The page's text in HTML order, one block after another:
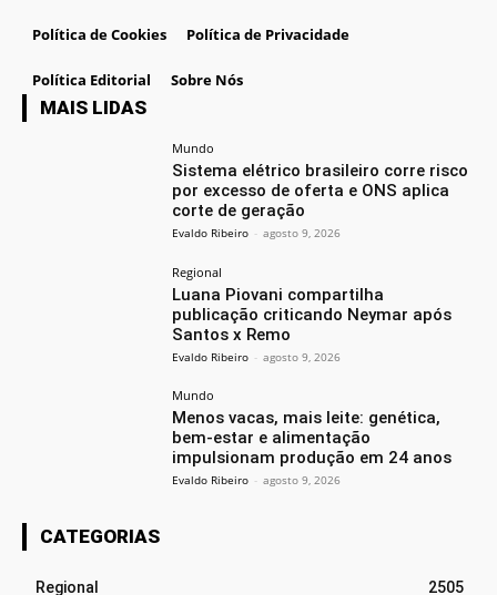
Política de Cookies Política de Privacidade
Política Editorial Sobre Nós
MAIS LIDAS
Mundo
Sistema elétrico brasileiro corre risco
por excesso de oferta e ONS aplica
corte de geração
Evaldo Ribeiro - agosto 9, 2026
Regional
Luana Piovani compartilha
publicação criticando Neymar após
Santos x Remo
Evaldo Ribeiro - agosto 9, 2026
Mundo
Menos vacas, mais leite: genética,
bem-estar e alimentação
impulsionam produção em 24 anos
Evaldo Ribeiro - agosto 9, 2026
CATEGORIAS
Regional 2505